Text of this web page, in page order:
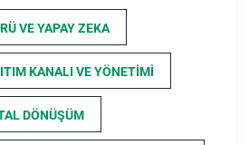
VE YAPAY ZEKA
KANALI VE YÖNETIMI
DÖNÜŞÜM